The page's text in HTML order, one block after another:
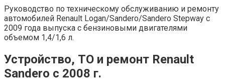
Руководство по техническому обслуживанию и ремонту
автомобилей Renault Logan/Sandero/Sandero Stepway с
2009 года выпуска с бензиновыми двигателями
объемом 1,4/1,6 л.
Устройство, ТО и ремонт Renault
Sandero с 2008 г.